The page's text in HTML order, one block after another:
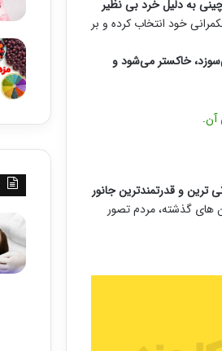
به دلیل خرد بی نظیر
خود انتخاب کرده و بر
می‌سوزد، خاکستر می‌شود و
.
ترین و قدرتمندترین جانور
های گذشته، مردم تصور